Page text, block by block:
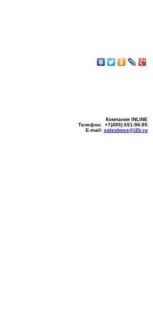
Компания INLINE
Телефон: +7(495) 651-96-95
E-mail: salesboss@i2b.ru